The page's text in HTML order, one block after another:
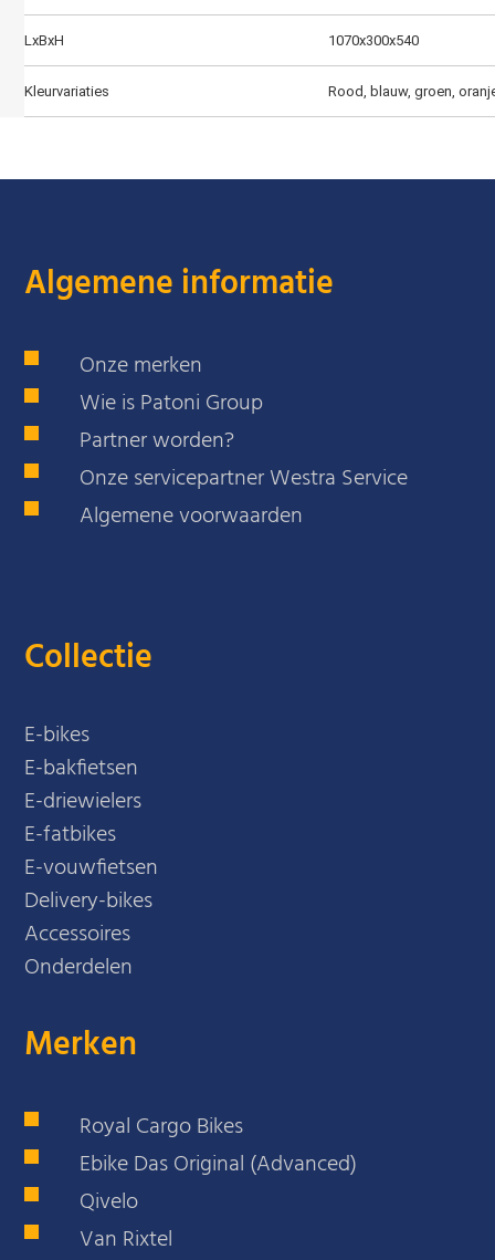
LxBxH 1070x300x540
Kleurvariaties Rood, blauw, groen,
Algemene informatie
Onze merken
Wie is Patoni Group
Partner worden?
Onze servicepartner Westra Service
Algemene voorwaarden
Collectie
E-bikes
E-bakfietsen
E-driewielers
E-fatbikes
E-vouwfietsen
Delivery-bikes
Accessoires
Onderdelen
Merken
Royal Cargo Bikes
Ebike Das Original (Advanced)
Qivelo
Van Rixtel